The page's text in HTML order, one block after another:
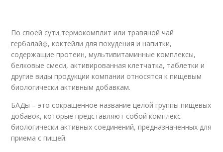
По своей сути термокомплит или травяной чай
гербалайф, коктейли для похудения и напитки,
содержащие протеин, мультивитаминные комплексы,
белковые смеси, активированная клетчатка, таблетки и
другие виды продукции компании относятся к пищевым
биологически активным добавкам.
БАДы – это сокращенное название целой группы пищевых
добавок, которые представляют собой комплекс
биологически активных соединений, предназначенных для
приема с пищей.